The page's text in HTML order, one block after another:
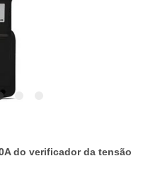
do verificador da tensão